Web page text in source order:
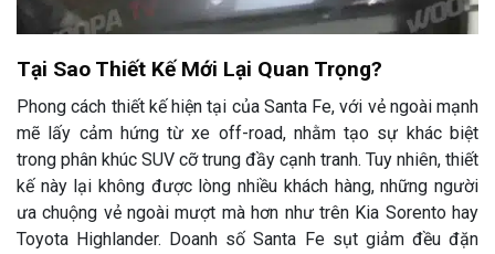
Tại Sao Thiết Kế Mới Lại Quan Trọng?
Phong cách thiết kế hiện tại của Santa Fe, với vẻ ngoài mạnh
mẽ lấy cảm hứng từ xe off-road, nhằm tạo sự khác biệt
trong phân khúc SUV cỡ trung đầy cạnh tranh. Tuy nhiên, thiết
kế này lại không được lòng nhiều khách hàng, những người
ưa chuộng vẻ ngoài mượt mà hơn như trên Kia Sorento hay
Toyota Highlander. Doanh số Santa Fe sụt giảm đều đặn